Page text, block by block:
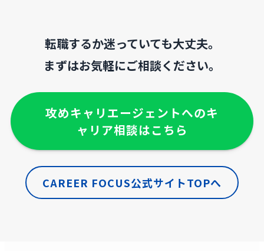
転職するか迷っていても大丈夫。
まずはお気軽にご相談ください。
攻めキャリエージェントへのキ
ャリア相談はこちら
CAREER FOCUS公式サイトTOPへ